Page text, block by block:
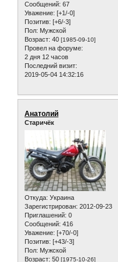
Сообщений: 67
Уважение: [+1/-0]
Позитив: [+6/-3]
Пол: Мужской
Возраст: 40 [1985-09-10]
Провел на форуме:
2 дня 12 часов
Последний визит:
2019-05-04 14:32:16
Анатолий
Старичёк
Откуда: Украина
Зарегистрирован: 2012-09-23
Приглашений: 0
Сообщений: 416
Уважение: [+70/-0]
Позитив: [+43/-3]
Пол: Мужской
Возраст: 50 [1975-10-26]